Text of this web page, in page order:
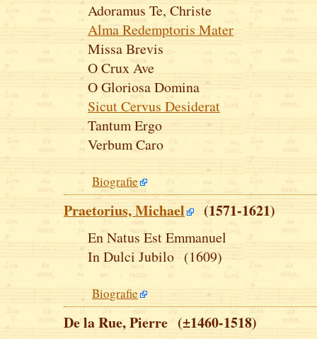
Adoramus Te, Christe
Alma Redemptoris Mater
Missa Brevis
O Crux Ave
O Gloriosa Domina
Sicut Cervus Desiderat
Tantum Ergo
Verbum Caro
Biografie
Praetorius, Michael (1571-1621)
En Natus Est Emmanuel
In Dulci Jubilo (1609)
Biografie
De la Rue, Pierre (±1460-1518)